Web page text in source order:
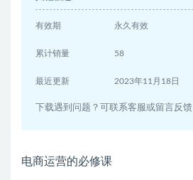
有效期 永久有效
累计销量 58
最近更新 2023年11月18日
下载遇到问题？可联系客服或留言反馈
电商运营的必修课